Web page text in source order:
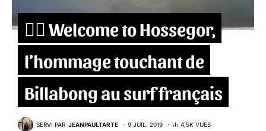
🏄‍♂️ Welcome to Hossegor,
l’hommage touchant de
Billabong au surf français
SERVI PAR JEANPAULTARTE 9 JUIL. 2019
4,5K VUES